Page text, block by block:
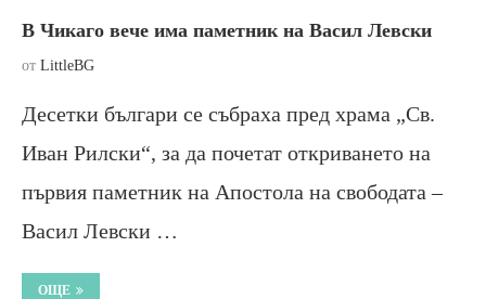
В Чикаго вече има паметник на Васил Левски
от LittleBG
Десетки българи се събраха пред храма „Св.
Иван Рилски“, за да почетат откриването на
първия паметник на Апостола на свободата –
Васил Левски …
ОЩЕ